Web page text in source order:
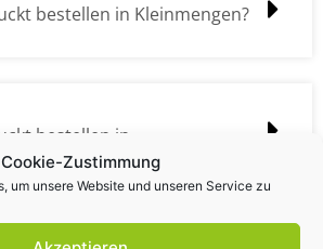
Cookie-Zustimmung
um unsere Website und unseren Service zu
bestellen in Kleinmengen?
bestellen in